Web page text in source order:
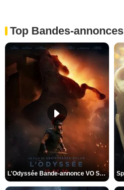
Top Bandes-annonces
L'Odyssée Bande-annonce VO STFR